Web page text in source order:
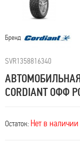
Бренд
SVR1358816340
CORDIANT ОФФ
Остаток: Нет в наличии